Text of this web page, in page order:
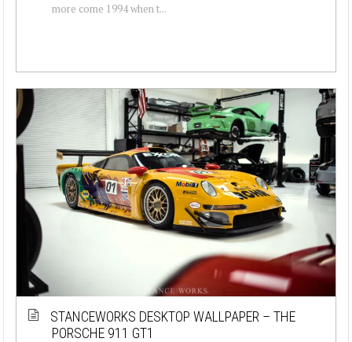
more come 1994 when t...
STANCEWORKS DESKTOP WALLPAPER – THE
PORSCHE 911 GT1